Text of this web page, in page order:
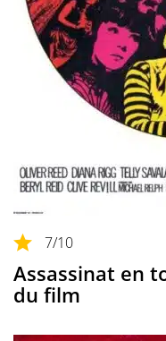
7/10
Assassinat en
du film